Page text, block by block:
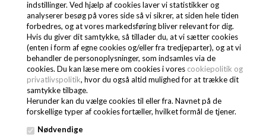
indstillinger. Ved hjælp af cookies laver vi statistikker og
analyserer besøg på vores side så vi sikrer, at siden hele tiden
forbedres, og at vores markedsføring bliver relevant for dig.
Hvis du giver dit samtykke, så tillader du, at vi sætter cookies
(enten i form af egne cookies og/eller fra tredjeparter), og at vi
behandler de personoplysninger, som indsamles via de
cookies. Du kan læse mere om cookies i vores cookiepolitik og
privatlivspolitik, hvor du også altid mulighed for at trække dit
samtykke tilbage.
Herunder kan du vælge cookies til eller fra. Navnet på de
forskellige typer af cookies fortæller, hvilket formål de tjener.
Nødvendige
Kan demonteres